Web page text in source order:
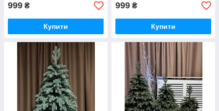
999 ₴
Купити
999 ₴
Купити